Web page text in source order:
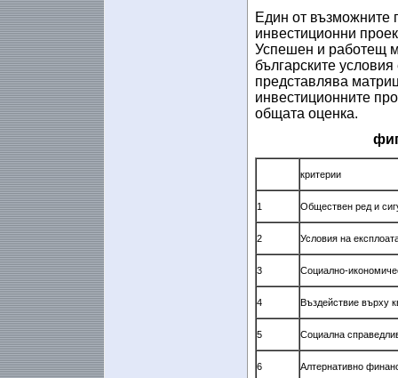
Един от възможните
инвестиционни
Успешен и работещ
българските
представлява
инвестиционните
общата оценка.
критерии
1 Обществен ред и
2 Условия на
3 Социално-
4 Въздействие върху
5 Социална
6 Алтернативно